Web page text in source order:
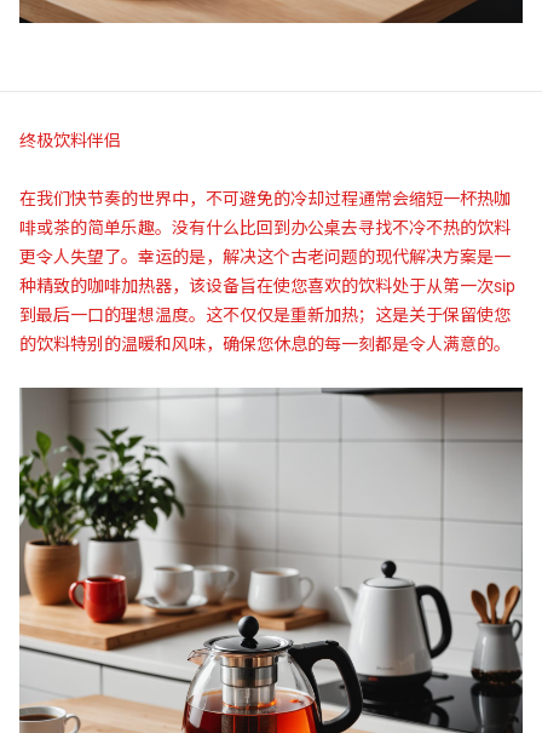
终极饮料伴侣
在我们快节奏的世界中，不可避免的冷却过程通常会缩短一杯热咖
啡或茶的简单乐趣。没有什么比回到办公桌去寻找不冷不热的饮料
更令人失望了。幸运的是，解决这个古老问题的现代解决方案是一
种精致的咖啡加热器，该设备旨在使您喜欢的饮料处于从第一次sip
到最后一口的理想温度。这不仅仅是重新加热；这是关于保留使您
的饮料特别的温暖和风味，确保您休息的每一刻都是令人满意的。